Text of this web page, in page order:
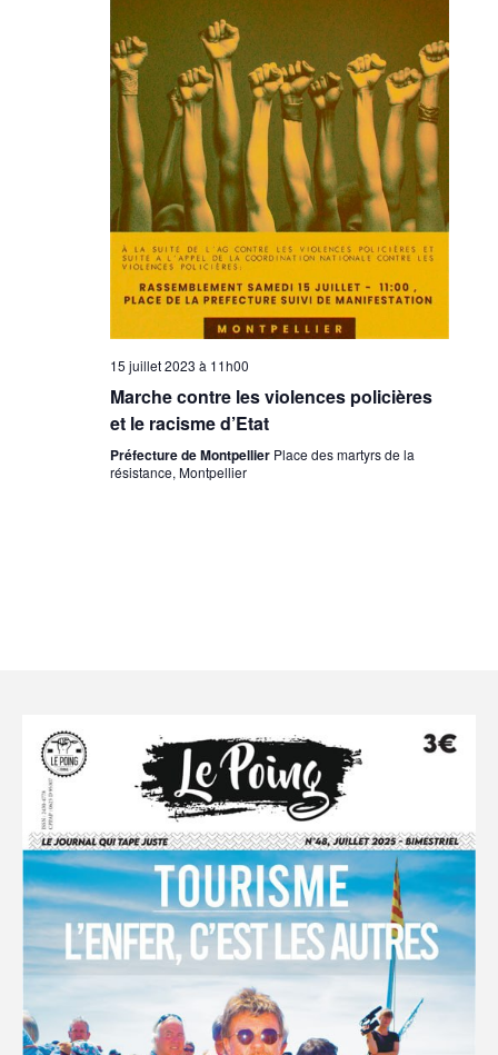
15 juillet 2023 à 11h00
Marche contre les violences policières
et le racisme d’Etat
Préfecture de Montpellier Place des martyrs de la
résistance, Montpellier